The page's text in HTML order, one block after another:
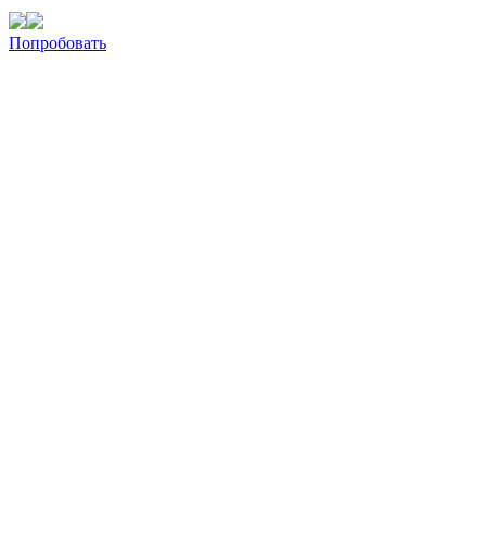
Попробовать